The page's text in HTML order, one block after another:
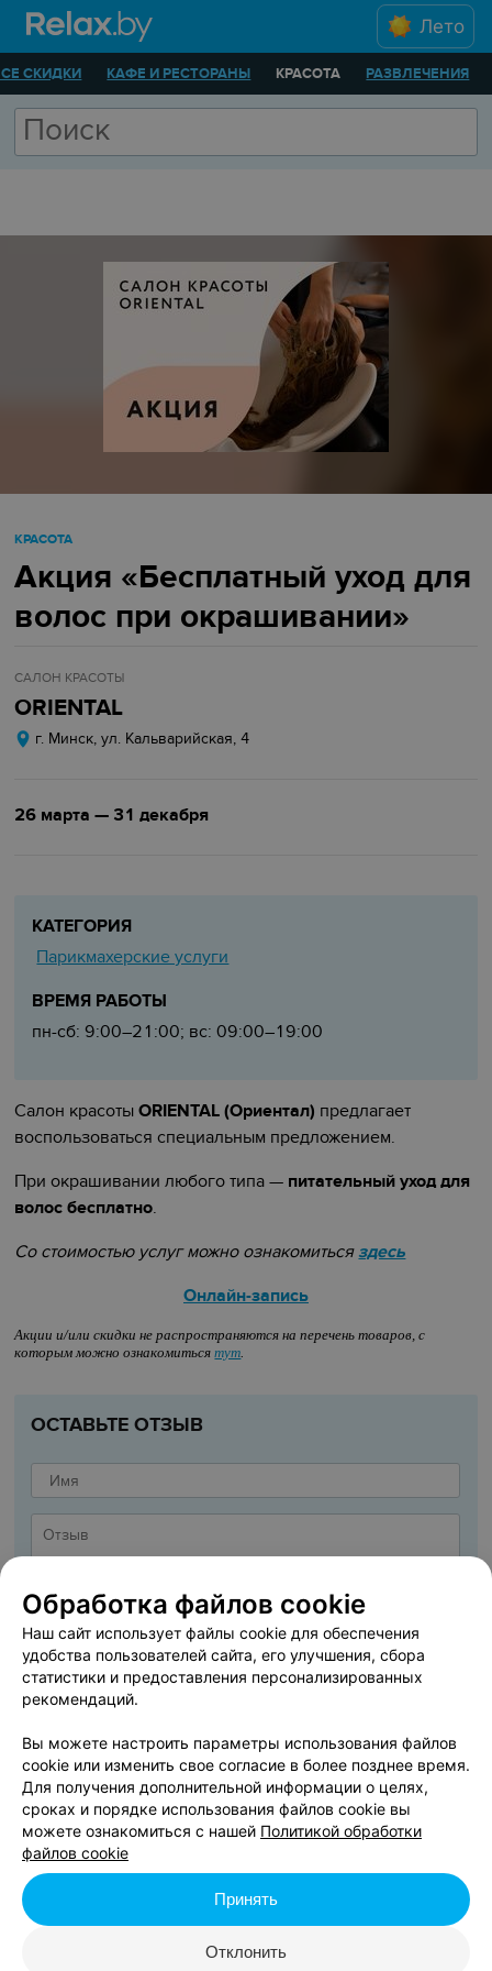
Лето
СКИДКИ КАФЕ И РЕСТОРАНЫ КРАСОТА РАЗВЛЕЧЕНИЯ
КРАСОТА
Акция «Бесплатный уход для
волос при окрашивании»
САЛОН КРАСОТЫ
ORIENTAL
г. Минск, ул. Кальварийская, 4
26 марта — 31 декабря
КАТЕГОРИЯ
Парикмахерские услуги
ВРЕМЯ РАБОТЫ
пн-сб: 9:00–21:00; вс: 09:00–19:00
Салон красотыORIENTAL (Ориентал) предлагает
воспользоваться специальным предложением.
При окрашивании любого типа — питательный уход для
волос бесплатно.
Со стоимостью услуг можно ознакомиться здесь
Онлайн-запись
Акции и/или скидки не распространяются на перечень товаров, с
которым можно ознакомитьсятут.
ОСТАВЬТЕ ОТЗЫВ
Я даюСогласие на обработку персональных данных
Нажимая кнопку «Добавить отзыв», вы принимаете
Обработка файлов cookie
Наш сайт использует файлы cookie для обеспечения
удобства пользователей сайта, его улучшения, сбора
статистики и предоставления персонализированных
рекомендаций.
Вы можете настроить параметры использования файлов
cookie или изменить свое согласие в более позднее время.
Для получения дополнительной информации о целях,
сроках и порядке использования файлов cookie вы
можете ознакомиться с нашей Политикой обработки
файлов cookie
Отклонить
Принять